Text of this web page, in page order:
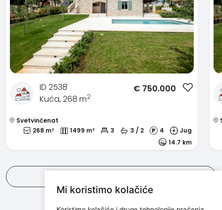
Mi koristimo kolačiće
ID 2538
Kuća, 268 m2
€ 750.000
Svetvinčenat
268 m²
1499 m² 3 3 / 2 4
Jug
14.7 km